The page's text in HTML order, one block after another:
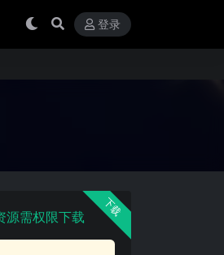
登录
下载
源需权限下载